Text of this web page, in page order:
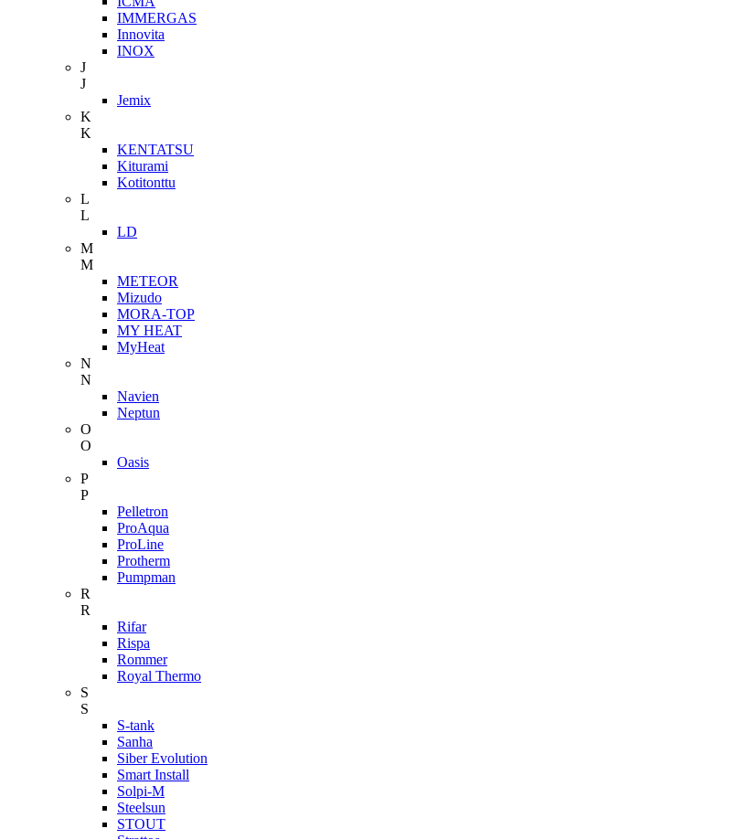
IMMERGAS
Innovita
INOX
J
J
Jemix
K
K
KENTATSU
Kiturami
Kotitonttu
L
L
LD
M
M
METEOR
Mizudo
MORA-TOP
MY HEAT
MyHeat
N
N
Navien
Neptun
O
O
Oasis
P
P
Pelletron
ProAqua
ProLine
Protherm
Pumpman
R
R
Rifar
Rispa
Rommer
Royal Thermo
S
S
S-tank
Sanha
Siber Evolution
Smart Install
Solpi-M
Steelsun
STOUT